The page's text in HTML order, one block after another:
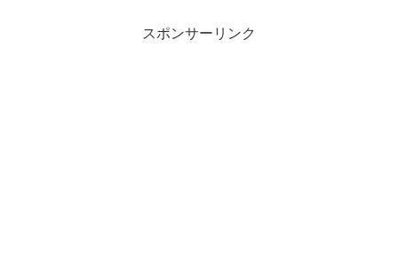
スポンサーリンク